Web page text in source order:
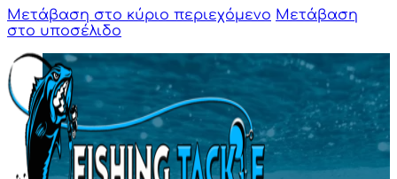
Μετάβαση στο κύριο περιεχόμενο Μετάβαση
στο υποσέλιδο